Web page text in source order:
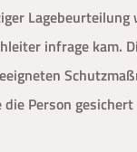
Lagebeurteilung
infrage kam.
Person